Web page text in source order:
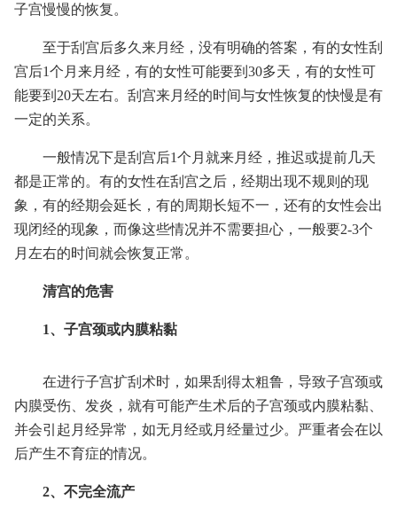
子宫慢慢的恢复。
至于刮宫后多久来月经，没有明确的答案，有的女性刮
宫后1个月来月经，有的女性可能要到30多天，有的女性可
能要到20天左右。刮宫来月经的时间与女性恢复的快慢是有
一定的关系。
一般情况下是刮宫后1个月就来月经，推迟或提前几天
都是正常的。有的女性在刮宫之后，经期出现不规则的现
象，有的经期会延长，有的周期长短不一，还有的女性会出
现闭经的现象，而像这些情况并不需要担心，一般要2-3个
月左右的时间就会恢复正常。
清宫的危害
1、子宫颈或内膜粘黏
在进行子宫扩刮术时，如果刮得太粗鲁，导致子宫颈或
内膜受伤、发炎，就有可能产生术后的子宫颈或内膜粘黏、
并会引起月经异常，如无月经或月经量过少。严重者会在以
后产生不育症的情况。
2、不完全流产